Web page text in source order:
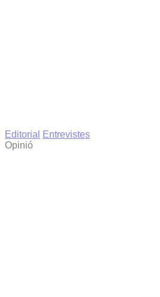
Editorial
Entrevistes
Opinió